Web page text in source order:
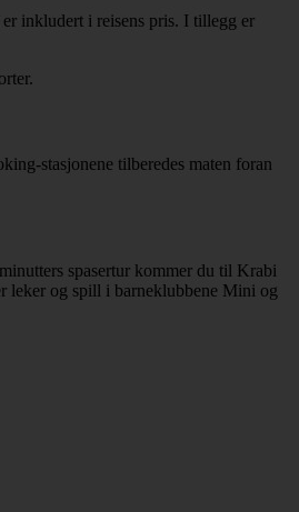
inkludert i reisens pris. I tillegg er
stasjonene tilberedes maten foran
spasertur kommer du til Krabi
leker og spill i barneklubbene Mini og